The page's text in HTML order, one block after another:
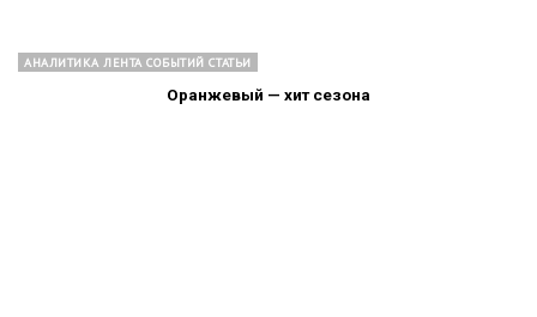
АНАЛИТИКА ЛЕНТА СОБЫТИЙ СТАТЬИ
Оранжевый — хит сезона